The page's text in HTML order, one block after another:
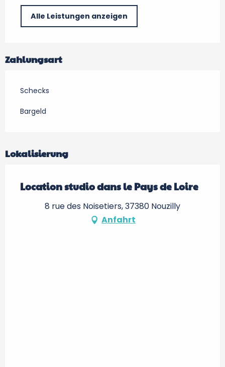
Alle Leistungen anzeigen
Zahlungsart
Schecks
Bargeld
Lokalisierung
Location studio dans le Pays de Loire
8 rue des Noisetiers, 37380 Nouzilly
Anfahrt